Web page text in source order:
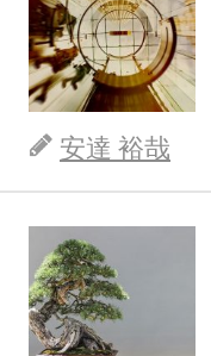
安達 裕哉